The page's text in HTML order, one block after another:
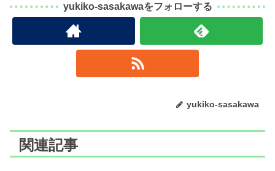
yukiko-sasakawaをフォローする
yukiko-sasakawa
関連記事